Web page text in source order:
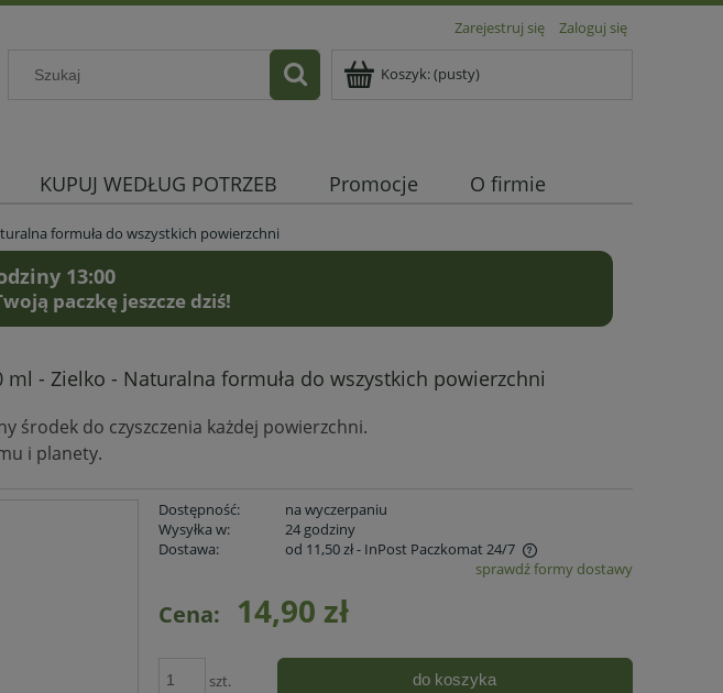
Zarejestruj się Zaloguj się
Koszyk:(pusty)
KUPUJ WEDŁUG POTRZEB Promocje O firmie
formuła do wszystkich powierzchni
13:00
paczkę jeszcze dziś!
ml - Zielko - Naturalna formuła do wszystkich powierzchni
środek do czyszczenia każdej powierzchni.
i planety.
Dostępność:
na wyczerpaniu
Wysyłka w:
24 godziny
Dostawa:
od 11,50 zł- InPost Paczkomat 24/7
Cena nie zawiera ewentualnych kosztów
płatności
sprawdź formy dostawy
Cena: 14,90 zł
szt. do koszyka